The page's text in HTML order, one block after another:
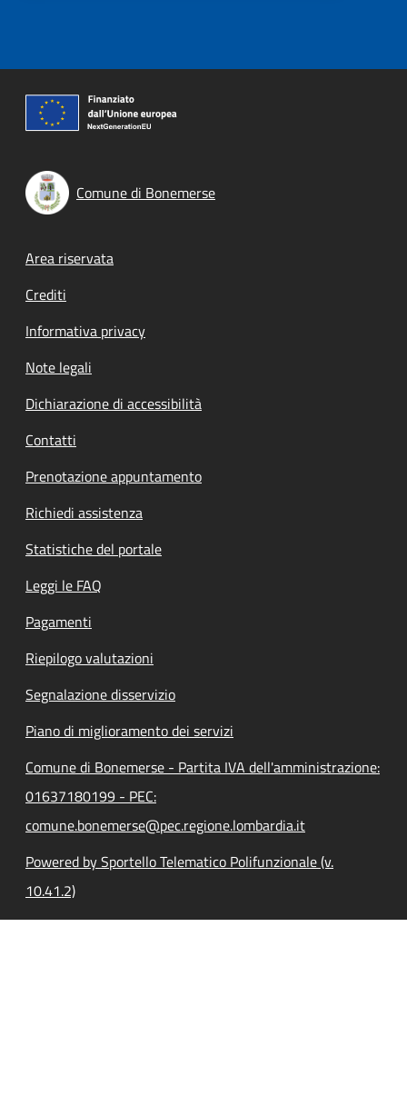
Comune di Bonemerse
Footer menu
Area riservata
Crediti
Informativa privacy
Note legali
Dichiarazione di accessibilità
Contatti
Prenotazione appuntamento
Richiedi assistenza
Statistiche del portale
Leggi le FAQ
Pagamenti
Riepilogo valutazioni
Segnalazione disservizio
Piano di miglioramento dei servizi
Comune di Bonemerse - Partita IVA dell'amministrazione:
01637180199 - PEC:
comune.bonemerse@pec.regione.lombardia.it
Powered by Sportello Telematico Polifunzionale (v.
10.41.2)